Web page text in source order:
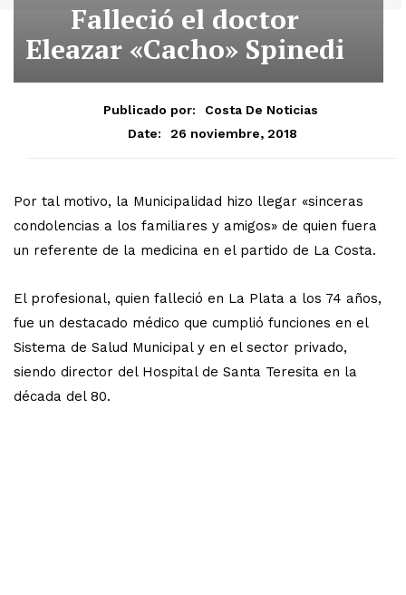
Falleció el doctor
Eleazar «Cacho» Spinedi
Publicado por:
Costa De Noticias
Date:
26 noviembre, 2018
Por tal motivo, la Municipalidad hizo llegar «sinceras
condolencias a los familiares y amigos» de quien fuera
un referente de la medicina en el partido de La Costa.
El profesional, quien falleció en La Plata a los 74 años,
fue un destacado médico que cumplió funciones en el
Sistema de Salud Municipal y en el sector privado,
siendo director del Hospital de Santa Teresita en la
década del 80.